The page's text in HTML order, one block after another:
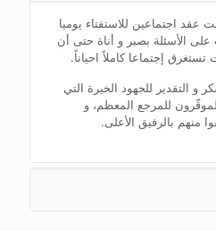
عقد اجتماعین للاستفتاء یومیا
الأسئلة بصبر و أناة حتی أن
إجتماعا کاملاً احیاناً.
و التقدیر للجهود الخیرة التي
للمرجع المعظم، و
منهم بالرفیق الأعلی.